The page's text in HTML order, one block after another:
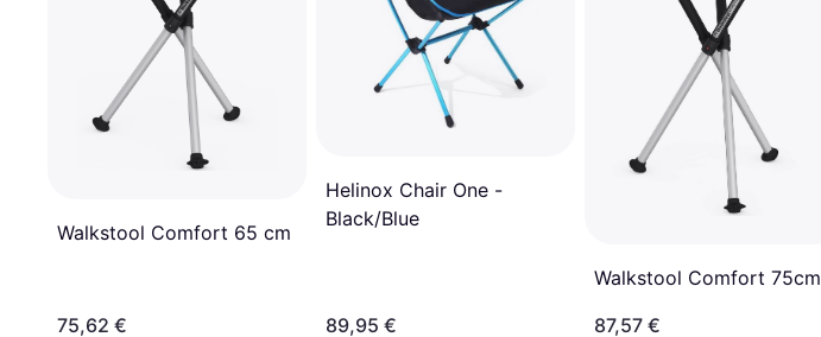
Walkstool Comfort 65 cm
75,62 €
Helinox Chair One -
Black/Blue
89,95 €
Walkstool Comfort 75cm
87,57 €